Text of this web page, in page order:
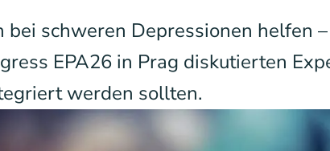
schweren Depressionen helfen
EPA26 in Prag diskutierten
werden sollten.